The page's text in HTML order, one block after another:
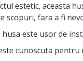
estetic, aceasta
scopuri, fara a fi
husa este usor de
cunoscuta